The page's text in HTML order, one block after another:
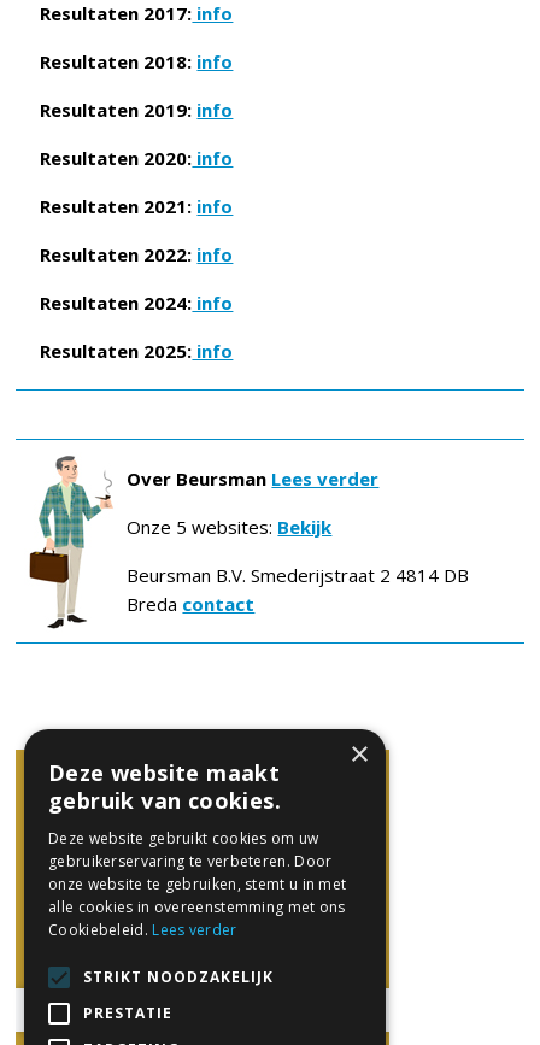
Resultaten 2017: info
Resultaten 2018: info
Resultaten 2019: info
Resultaten 2020: info
Resultaten 2021: info
Resultaten 2022: info
Resultaten 2024: info
Resultaten 2025: info
Over Beursman Lees verder
Onze 5 websites: Bekijk
Beursman B.V. Smederijstraat 2 4814 DB
Breda contact
×
Deze website maakt
gebruik van cookies.
Deze website gebruikt cookies om uw
gebruikerservaring te verbeteren. Door
onze website te gebruiken, stemt u in met
alle cookies in overeenstemming met ons
Cookiebeleid. Lees verder
STRIKT NOODZAKELIJK
PRESTATIE